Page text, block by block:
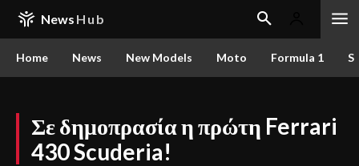
News Hub
Home News New Models Moto Formula 1
Σε δημοπρασία η πρώτη Ferrari
430 Scuderia!